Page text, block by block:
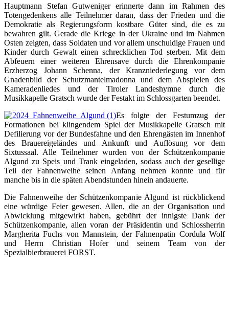
Hauptmann Stefan Gutweniger erinnerte dann im Rahmen des
Totengedenkens alle Teilnehmer daran, dass der Frieden und die
Demokratie als Regierungsform kostbare Güter sind, die es zu
bewahren gilt. Gerade die Kriege in der Ukraine und im Nahmen
Osten zeigten, dass Soldaten und vor allem unschuldige Frauen und
Kinder durch Gewalt einen schrecklichen Tod sterben. Mit dem
Abfeuern einer weiteren Ehrensave durch die Ehrenkompanie
Erzherzog Johann Schenna, der Kranzniederlegung vor dem
Gnadenbild der Schutzmantelmadonna und dem Abspielen des
Kameradenliedes und der Tiroler Landeshymne durch die
Musikkapelle Gratsch wurde der Festakt im Schlossgarten beendet.
Es folgte der Festumzug der
Formationen bei klingendem Spiel der Musikkapelle Gratsch mit
Defilierung vor der Bundesfahne und den Ehrengästen im Innenhof
des Brauereigeländes und Ankunft und Auflösung vor dem
Sixtussaal. Alle Teilnehmer wurden von der Schützenkompanie
Algund zu Speis und Trank eingeladen, sodass auch der gesellige
Teil der Fahnenweihe seinen Anfang nehmen konnte und für
manche bis in die späten Abendstunden hinein andauerte.
Die Fahnenweihe der Schützenkompanie Algund ist rückblickend
eine würdige Feier gewesen. Allen, die an der Organisation und
Abwicklung mitgewirkt haben, gebührt der innigste Dank der
Schützenkompanie, allen voran der Präsidentin und Schlossherrin
Margherita Fuchs von Mannstein, der Fahnenpatin Cordula Wolf
und Herrn Christian Hofer und seinem Team von der
Spezialbierbrauerei FORST.